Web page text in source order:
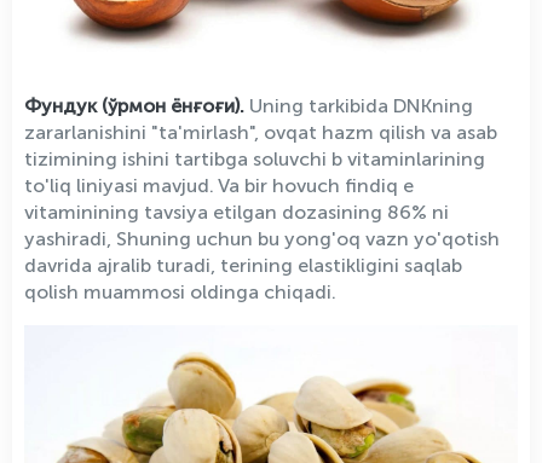
Фундук (ўрмон ёнғоғи). Uning tarkibida DNKning
zararlanishini "ta'mirlash", ovqat hazm qilish va asab
tizimining ishini tartibga soluvchi b vitaminlarining
to'liq liniyasi mavjud. Va bir hovuch findiq e
vitaminining tavsiya etilgan dozasining 86% ni
yashiradi, Shuning uchun bu yong'oq vazn yo'qotish
davrida ajralib turadi, terining elastikligini saqlab
qolish muammosi oldinga chiqadi.